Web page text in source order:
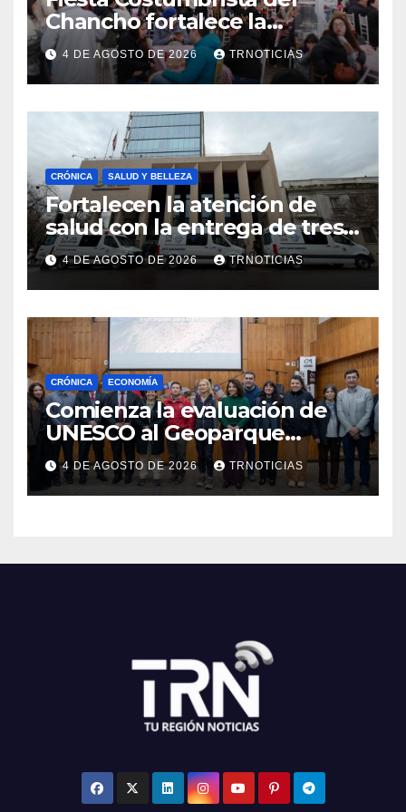
Chancho fortalece la
economía local con positivo
impacto en la hotelería y el
emprendimiento
4 DE AGOSTO DE 2026 TRNOTICIAS
CRÓNICA SALUD Y BELLEZA
Fortalecen la atención de
salud con la entrega de tres
nuevas ambulancias para
Cauquenes y Sagrada Familia
4 DE AGOSTO DE 2026 TRNOTICIAS
CRÓNICA ECONOMÍA
Comienza la evaluación de
UNESCO al Geoparque
Aspirante Pillanmapu en el
Maule
4 DE AGOSTO DE 2026 TRNOTICIAS